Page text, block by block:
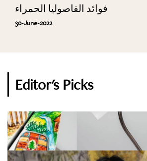
فوائد الفاصوليا الحمراء
30-June-2022
Editor's Picks